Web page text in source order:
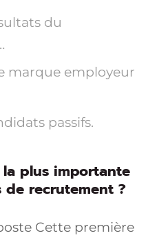
du
marque employeur
passifs.
la plus importante
de recrutement ?
Cette première